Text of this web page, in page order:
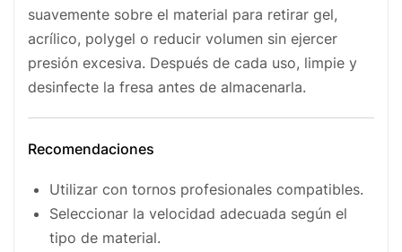
suavemente sobre el material para retirar gel,
acrílico, polygel o reducir volumen sin ejercer
presión excesiva. Después de cada uso, limpie y
desinfecte la fresa antes de almacenarla.
Recomendaciones
Utilizar con tornos profesionales compatibles.
Seleccionar la velocidad adecuada según el
tipo de material.